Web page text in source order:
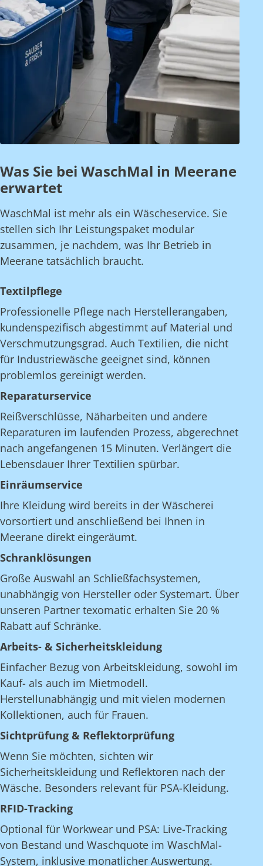
Was Sie bei WaschMal in Meerane
erwartet
WaschMal ist mehr als ein Wäscheservice. Sie
stellen sich Ihr Leistungspaket modular
zusammen, je nachdem, was Ihr Betrieb in
Meerane tatsächlich braucht.
Textilpflege
Professionelle Pflege nach Herstellerangaben,
kundenspezifisch abgestimmt auf Material und
Verschmutzungsgrad. Auch Textilien, die nicht
für Industriewäsche geeignet sind, können
problemlos gereinigt werden.
Reparaturservice
Reißverschlüsse, Näharbeiten und andere
Reparaturen im laufenden Prozess, abgerechnet
nach angefangenen 15 Minuten. Verlängert die
Lebensdauer Ihrer Textilien spürbar.
Einräumservice
Ihre Kleidung wird bereits in der Wäscherei
vorsortiert und anschließend bei Ihnen in
Meerane direkt eingeräumt.
Schranklösungen
Große Auswahl an Schließfachsystemen,
unabhängig von Hersteller oder Systemart. Über
unseren Partner texomatic erhalten Sie 20 %
Rabatt auf Schränke.
Arbeits- & Sicherheitskleidung
Einfacher Bezug von Arbeitskleidung, sowohl im
Kauf- als auch im Mietmodell.
Herstellunabhängig und mit vielen modernen
Kollektionen, auch für Frauen.
Sichtprüfung & Reflektorprüfung
Wenn Sie möchten, sichten wir
Sicherheitskleidung und Reflektoren nach der
Wäsche. Besonders relevant für PSA-Kleidung.
RFID-Tracking
Optional für Workwear und PSA: Live-Tracking
von Bestand und Waschquote im WaschMal-
System, inklusive monatlicher Auswertung.